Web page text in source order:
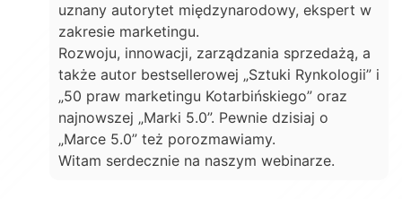
uznany autorytet międzynarodowy, ekspert w
zakresie marketingu.
Rozwoju, innowacji, zarządzania sprzedażą, a
także autor bestsellerowej „Sztuki Rynkologii” i
„50 praw marketingu Kotarbińskiego” oraz
najnowszej „Marki 5.0”. Pewnie dzisiaj o
„Marce 5.0” też porozmawiamy.
Witam serdecznie na naszym webinarze.